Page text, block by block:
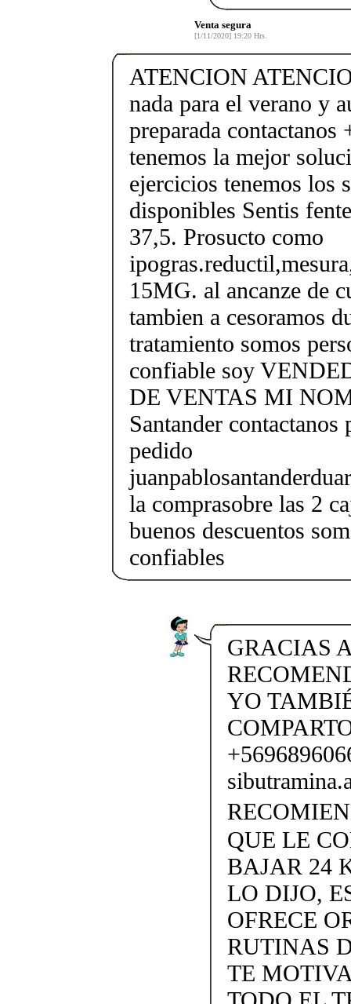
Venta segura
[1/11/2020] 19:20 Hrs.
ATENCION
nada para el verano y
preparada contactanos
tenemos la mejor
ejercicios tenemos los
disponibles Sentis
37,5. Prosucto como
15MG. al ancanze de
tambien a cesoramos
tratamiento somos
confiable soy
DE VENTAS MI
Santander contactanos
pedido
la comprasobre las 2
buenos descuentos
confiables
GRACIAS
YO
QUE LE
BAJAR 24
LO DIJO,
OFRECE
RUTINAS
TE